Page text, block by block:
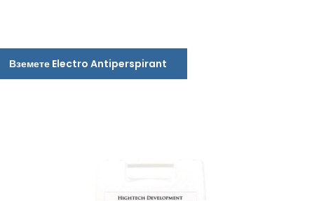
Вземете Electro Antiperspirant